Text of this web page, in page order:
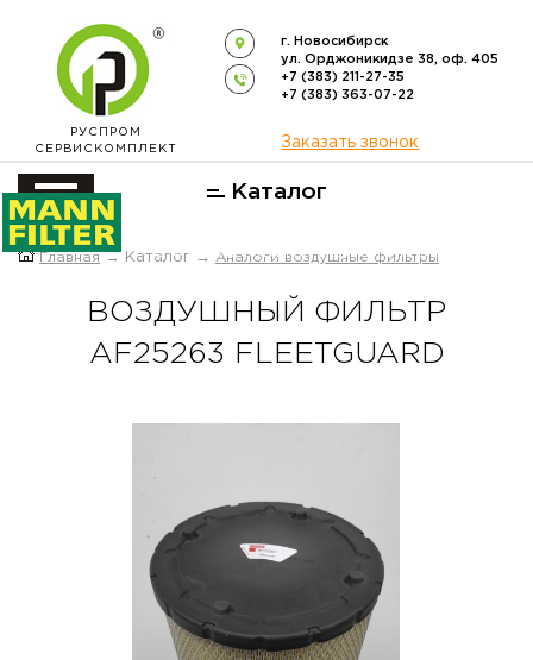
РУСПРОМ
СЕРВИСКОМПЛЕКТ
г. Новосибирск
ул. Орджоникидзе 38, оф. 405
+7 (383) 211-27-35
+7 (383) 363-07-22
Заказать звонок
Каталог
ОФИЦИАЛЬНЫЙ ДИСТРИБЬЮТОР
Главная → Каталог → Аналоги воздушные фильтры
ВОЗДУШНЫЙ ФИЛЬТР
AF25263 FLEETGUARD